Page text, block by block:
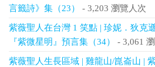
言籤詩》集（23）
- 3,203 瀏覽人次
紫薇聖人在台灣 1 笑點 | 珍妮．狄克
『紫微星明』預言集（34）
- 3,061
紫薇聖人生長區域 | 雞龍山/崑崙山 |